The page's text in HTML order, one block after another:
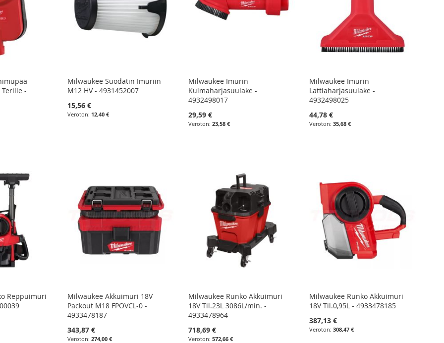
-
Milwaukee Suodatin Imuriin
M12 HV - 4931452007
15,56 €
12,40 €
Milwaukee Imurin
Kulmaharjasuulake -
4932498017
29,59 €
23,58 €
Milwaukee Imurin
Lattiaharjasuulake -
4932498025
44,78 €
35,68 €
Reppuimuri
Milwaukee Akkuimuri 18V
Packout M18 FPOVCL-0 -
4933478187
343,87 €
274,00 €
Milwaukee Runko Akkuimuri
18V Til.23L 3086L/min. -
4933478964
718,69 €
572,66 €
Milwaukee Runko Akkuimuri
18V Til.0,95L - 4933478185
387,13 €
308,47 €